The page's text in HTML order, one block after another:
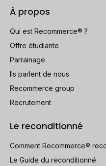
À propos
Qui est Recommerce® ?
Offre étudiante
Parrainage
Ils parlent de nous
Recommerce group
Recrutement
Le reconditionné
Comment Recommerce®
Le Guide du reconditionné